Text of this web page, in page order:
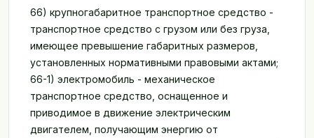
66) крупногабаритное транспортное средство -
транспортное средство с грузом или без груза,
имеющее превышение габаритных размеров,
установленных нормативными правовыми актами;
66-1) электромобиль - механическое
транспортное средство, оснащенное и
приводимое в движение электрическим
двигателем, получающим энергию от